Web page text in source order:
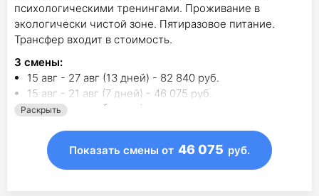
психологическими тренингами. Проживание в
экологически чистой зоне. Пятиразовое питание.
Трансфер входит в стоимость.
3 смены:
15 авг - 27 авг (13 дней) - 82 840 руб.
15 авг - 21 авг (7 дней) - 46 075 руб.
21 авг - 27 авг (7 дней) - 46 075 руб.
Раскрыть
Показать смены от 46 075 руб.